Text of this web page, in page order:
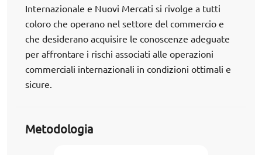
Internazionale e Nuovi Mercati si rivolge a tutti
coloro che operano nel settore del commercio e
che desiderano acquisire le conoscenze adeguate
per affrontare i rischi associati alle operazioni
commerciali internazionali in condizioni ottimali e
sicure.
Metodologia